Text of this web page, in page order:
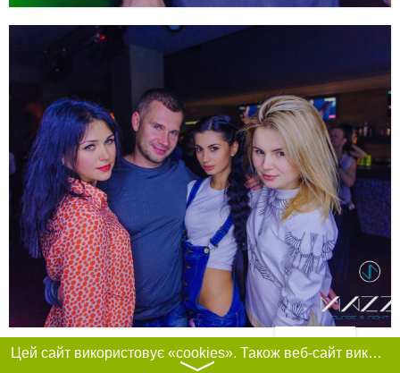
Фільтри
Цей сайт використовує «cookies». Також веб-сайт використовує інтернет-сервіс для збору технічних даних стосовно відвідувачів з метою отримання маркетингової та статистичної інформації. Умови обробки даних відвідувачів сайту див.
〉